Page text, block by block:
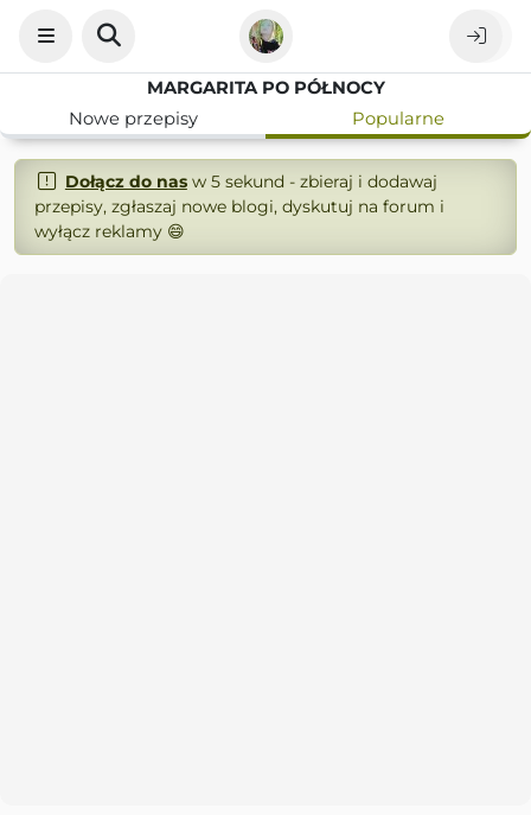
MARGARITA PO PÓŁNOCY
Nowe przepisy
Popularne
Dołącz do nasw 5 sekund - zbieraj i dodawaj
przepisy, zgłaszaj nowe blogi, dyskutuj na forum i
wyłącz reklamy 😄